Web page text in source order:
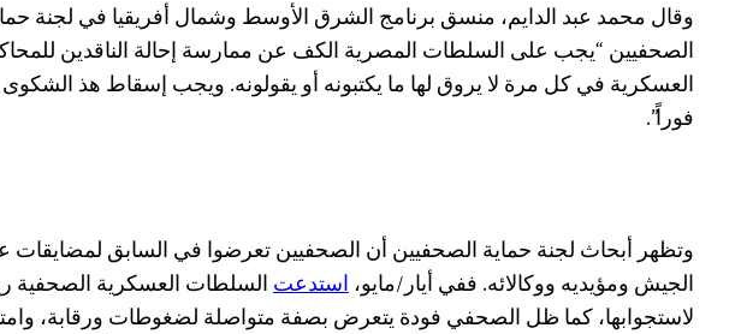
وقال محمد عبد الدايم، منسق برنامج الشرق الأوسط وشمال أفريقيا في لجنة
الصحفيين “يجب على السلطات المصرية الكف عن ممارسة إحالة الناقدين
العسكرية في كل مرة لا يروق لها ما يكتبونه أو يقولونه. ويجب إسقاط هذ الشكوى
فوراً”.
وتظهر أبحاث لجنة حماية الصحفيين أن الصحفيين تعرضوا في السابق لمضايقات
الجيش ومؤيديه ووكالائه. ففي أيار/مايو،استدعتالسلطات العسكرية الصحفية
لاستجوابها، كما ظل الصحفي فودة يتعرض بصفة متواصلة لضغوطات ورقابة،